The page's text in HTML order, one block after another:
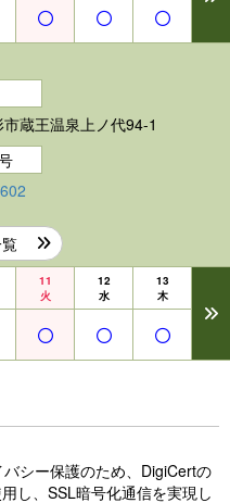
蔵王温泉上ノ代94-1
11
火
12
水
13
木
シー保護のため、DigiCertの
し、SSL暗号化通信を実現し